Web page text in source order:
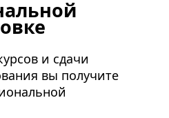
и сдачи
вы получите